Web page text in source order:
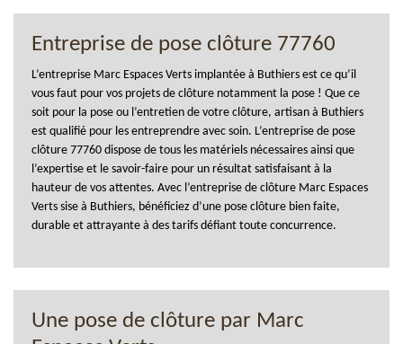
Entreprise de pose clôture 77760
L’entreprise Marc Espaces Verts implantée à Buthiers est ce qu’il
vous faut pour vos projets de clôture notamment la pose ! Que ce
soit pour la pose ou l’entretien de votre clôture, artisan à Buthiers
est qualifié pour les entreprendre avec soin. L’entreprise de pose
clôture 77760 dispose de tous les matériels nécessaires ainsi que
l’expertise et le savoir-faire pour un résultat satisfaisant à la
hauteur de vos attentes. Avec l’entreprise de clôture Marc Espaces
Verts sise à Buthiers, bénéficiez d’une pose clôture bien faite,
durable et attrayante à des tarifs défiant toute concurrence.
Une pose de clôture par Marc